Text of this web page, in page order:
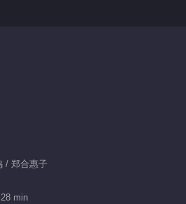
/ 郑合惠子
min